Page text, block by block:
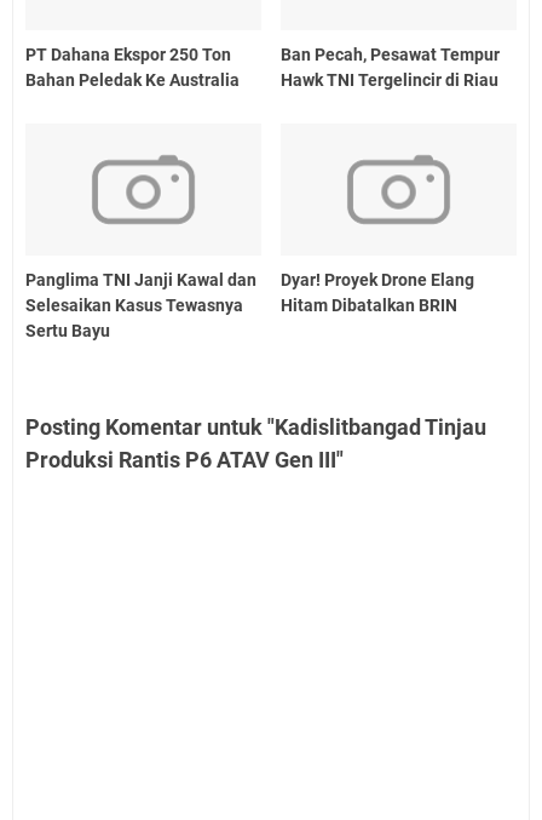
PT Dahana Ekspor 250 Ton
Bahan Peledak Ke Australia
Ban Pecah, Pesawat Tempur
Hawk TNI Tergelincir di Riau
Panglima TNI Janji Kawal dan
Selesaikan Kasus Tewasnya
Sertu Bayu
Dyar! Proyek Drone Elang
Hitam Dibatalkan BRIN
Posting Komentar untuk "Kadislitbangad Tinjau
Produksi Rantis P6 ATAV Gen III"